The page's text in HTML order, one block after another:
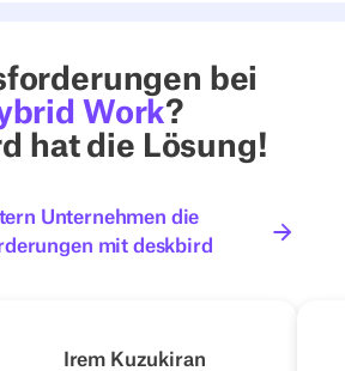
bei
Work?
hat die Lösung!
So meistern Unternehmen
Unternehmen die
mit deskbird
Irem Kuzukiran
VorherigeNächste